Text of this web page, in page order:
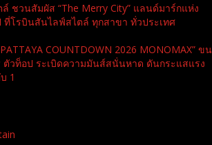
ชวนสัมผัส “The Merry City” แลนด์มาร์กแห่ง
ที่โรบินสันไลฟ์สไตล์ ทุกสาขา ทั่วประเทศ
COUNTDOWN 2026 MONOMAX” ขน
ตัวท็อป ระเบิดความมันส์สนั่นหาด ดันกระแสแรง
1